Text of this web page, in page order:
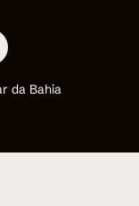
da Bahia